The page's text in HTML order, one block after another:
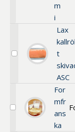
m
i
Välj
skivad
Lax
t
ASC
Välj
For
mfr
ans
ka